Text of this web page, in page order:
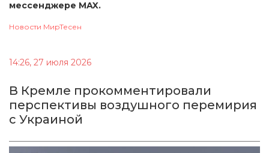
мессенджере MAX.
Новости МирТесен
14:26, 27 июля 2026
В Кремле прокомментировали
перспективы воздушного перемирия
с Украиной